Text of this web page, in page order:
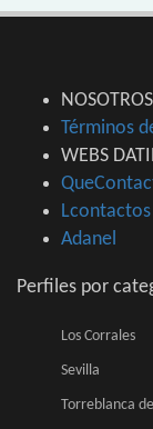
Términos
WEBS
Lcontactos
Adanel
Perfiles por
Los Corrales
Sevilla
Torreblanca